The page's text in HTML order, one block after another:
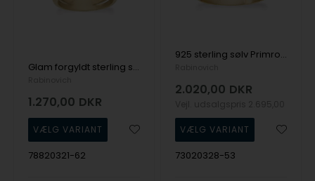
Glam forgyldt sterling sølv fingerring med Røgkvarts, Sky Blue Topas,rosenkvarts, turmalin og topas fra Rabinovich, ringmål 62
1.270,00 DKR
78820321-62
925 sterling sølv Primrose Fingerring forgyldt fra Rabinovich, str 53
2.020,00 DKR
73020328-53